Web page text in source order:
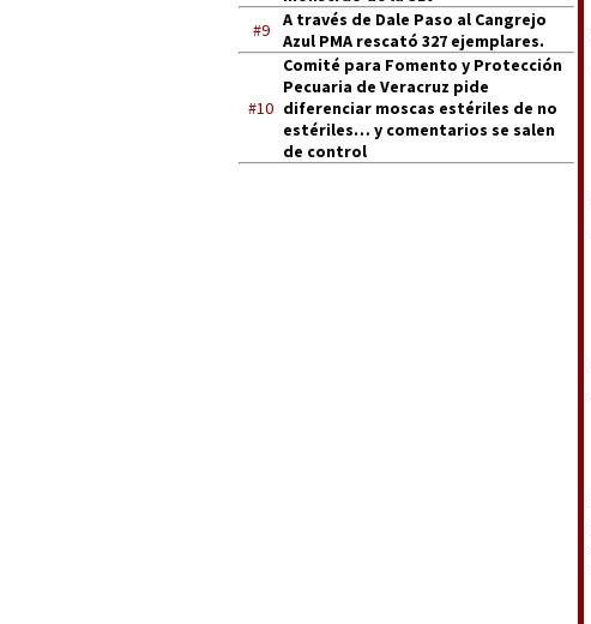
#9
A través de Dale Paso al Cangrejo
Azul PMA rescató 327 ejemplares.
#10
Comité para Fomento y Protección
Pecuaria de Veracruz pide
diferenciar moscas estériles de no
estériles… y comentarios se salen
de control